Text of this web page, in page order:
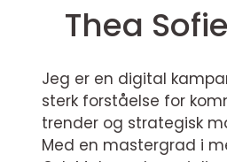
Thea
Jeg er en digital
sterk forståelse for
trender og strategisk
Med en mastergrad i